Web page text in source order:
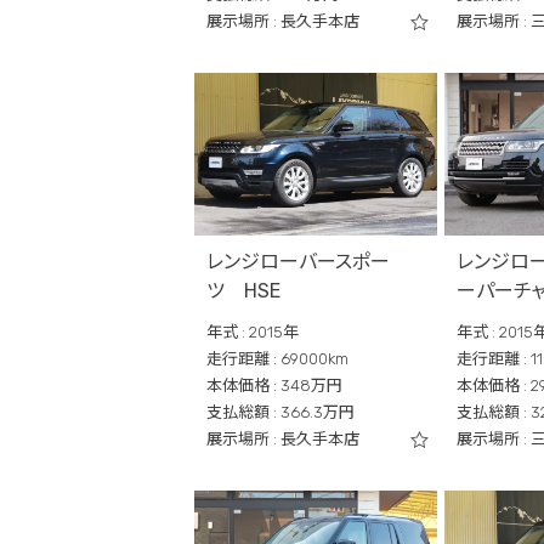
展示場所 : 長久手本店
展示場所 :
レンジローバースポー
ツ HSE
年式 : 2015年
走行距離 : 69000km
本体価格 : 348万円
支払総額 : 366.3万円
展示場所 : 長久手本店
レンジロ
ーパーチ
年式 : 2015
走行距離 :
本体価格 :
支払総額 :
展示場所 :